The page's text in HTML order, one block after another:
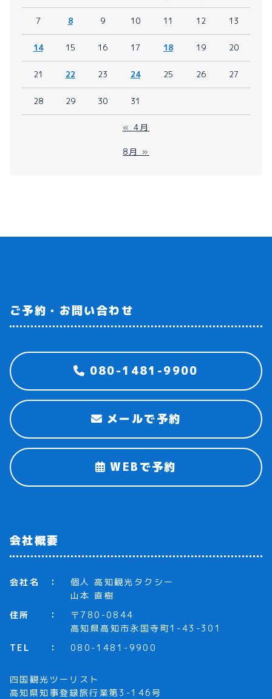
7 8 9 10 11 12 13
14 15 16 17 18 19 20
21 22 23 24 25 26 27
28 29 30 31
« 4月
8月 »
ご予約・お問い合わせ
080-1481-9900
メールで予約
WEBで予約
会社概要
会社名
個人 高知観光タクシー
山本 直樹
住所
〒780-0844
高知県高知市永国寺町1-43-301
TEL
080-1481-9900
四国観光ツーリスト
高知県知事登録旅行業第3-146号